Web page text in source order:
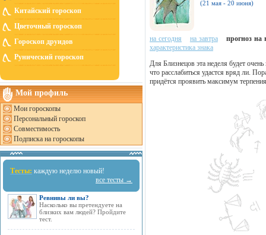
Китайский гороскоп
Цветочный гороскоп
Гороскоп друидов
Рунический гороскоп
Мой профиль
Мои гороскопы
Персональный гороскоп
Совместимость
Подписка на гороскопы
Тесты: каждую неделю новый!
все тесты →
Ревнивы ли вы?
Насколько вы претендуете на
близких вам людей? Пройдите
тест.
(21 мая - 20 июня)
на сегодня на завтра
прогноз на
характеристика знака
Для Близнецов эта неделя будет
что расслабиться удастся вряд ли.
придётся проявить максимум